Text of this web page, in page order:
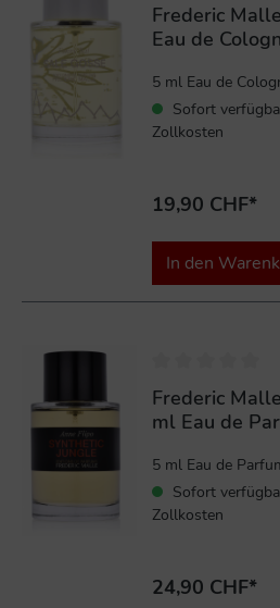
Frederic
Eau de
5 ml Eau de
Sofort
Zollkosten
19,90 CHF*
In den
Frederic
ml Eau de
5 ml Eau de
Sofort
Zollkosten
24,90 CHF*